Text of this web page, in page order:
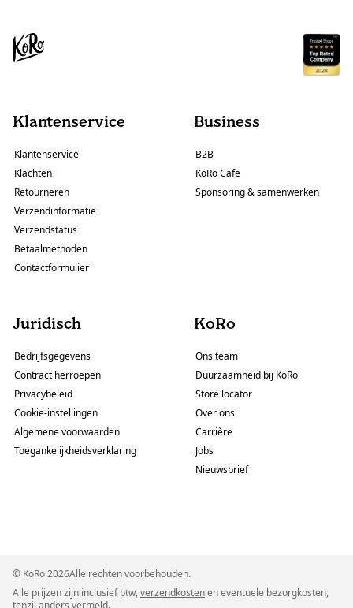
Klantenservice
Klantenservice
Klachten
Retourneren
Verzendinformatie
Verzendstatus
Betaalmethoden
Contactformulier
Business
B2B
KoRo Cafe
Sponsoring & samenwerken
Juridisch
Bedrijfsgegevens
Contract herroepen
Privacybeleid
Cookie-instellingen
Algemene voorwaarden
Toegankelijkheidsverklaring
KoRo
Ons team
Duurzaamheid bij KoRo
Store locator
Over ons
Carrière
Jobs
Nieuwsbrief
© KoRo 2026Alle rechten voorbehouden.
Alle prijzen zijn inclusief btw,verzendkostenen eventuele bezorgkosten,
tenzij anders vermeld.